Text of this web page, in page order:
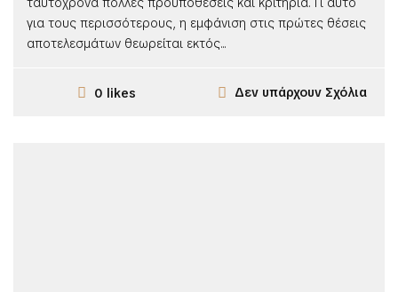
για τους περισσότερους, η εμφάνιση στις πρώτες θέσεις
αποτελεσμάτων θεωρείται εκτός...
0 likes Δεν υπάρχουν Σχόλια